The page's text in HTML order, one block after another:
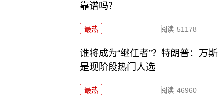
靠谱吗？
最热 阅读 51178
谁将成为“继任者”？特朗普：万斯
是现阶段热门人选
最热 阅读 46960